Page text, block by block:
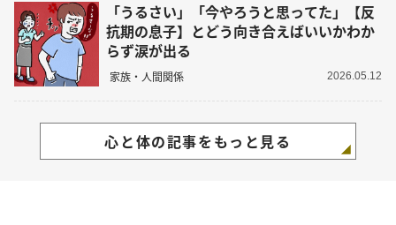
「うるさい」「今やろうと思ってた」【反
抗期の息子】とどう向き合えばいいかわか
らず涙が出る
家族・人間関係 2026.05.12
心と体の記事をもっと見る